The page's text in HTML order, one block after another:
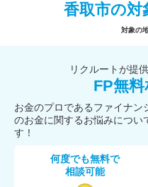
香取市の対
対象の
リクルートが提
FP無
お金のプロであるファイナン
のお金に関するお悩みについ
す！
何度でも無料で
相談可能